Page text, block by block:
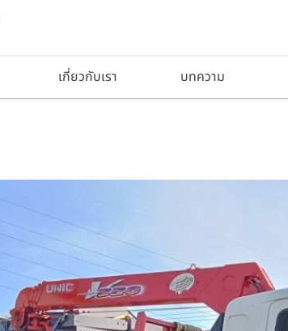
เกี่ยวกับเรา บทความ